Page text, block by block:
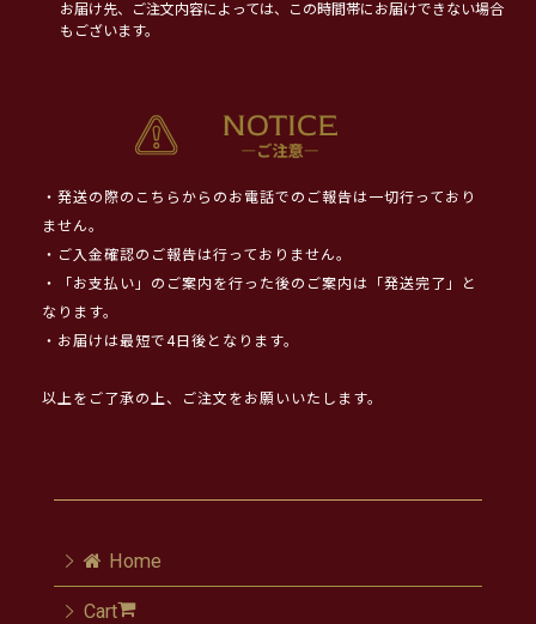
お届け先、ご注文内容によっては、この時間帯にお届けできない場合
もございます。
・発送の際のこちらからのお電話でのご報告は一切行っており
ません。
・ご入金確認のご報告は行っておりません。
・「お支払い」のご案内を行った後のご案内は「発送完了」と
なります。
・お届けは最短で4日後となります。
以上をご了承の上、ご注文をお願いいたします。
Home
Cart